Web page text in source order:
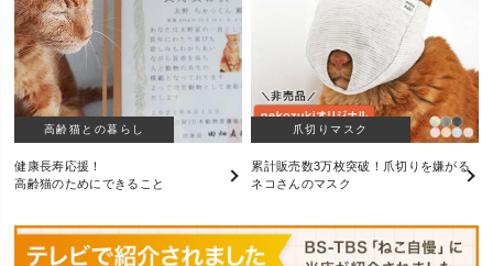
高齢猫との暮らし
健康長寿応援！
高齢猫のためにできること
爪切りマスク
累計販売数3万枚突破！爪切りを嫌がる
ネコさんのマスク